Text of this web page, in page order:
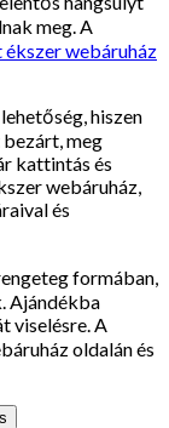
meg. A
webáruház
hiszen
bezárt, meg
kattintás és
webáruház,
és
formában,
Ajándékba
viselésre. A
oldalán és